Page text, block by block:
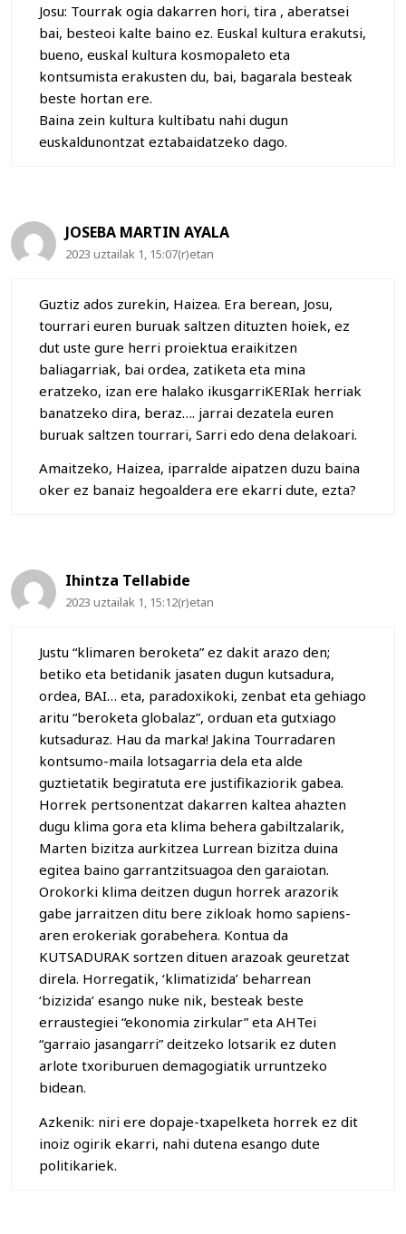
Josu: Tourrak ogia dakarren hori, tira , aberatsei
bai, besteoi kalte baino ez. Euskal kultura erakutsi,
bueno, euskal kultura kosmopaleto eta
kontsumista erakusten du, bai, bagarala besteak
beste hortan ere.
Baina zein kultura kultibatu nahi dugun
euskaldunontzat eztabaidatzeko dago.
JOSEBA MARTIN AYALA
2023 uztailak 1, 15:07(r)etan
Guztiz ados zurekin, Haizea. Era berean, Josu,
tourrari euren buruak saltzen dituzten hoiek, ez
dut uste gure herri proiektua eraikitzen
baliagarriak, bai ordea, zatiketa eta mina
eratzeko, izan ere halako ikusgarriKERIak herriak
banatzeko dira, beraz…. jarrai dezatela euren
buruak saltzen tourrari, Sarri edo dena delakoari.
Amaitzeko, Haizea, iparralde aipatzen duzu baina
oker ez banaiz hegoaldera ere ekarri dute, ezta?
Ihintza Tellabide
2023 uztailak 1, 15:12(r)etan
Justu “klimaren beroketa” ez dakit arazo den;
betiko eta betidanik jasaten dugun kutsadura,
ordea, BAI… eta, paradoxikoki, zenbat eta gehiago
aritu “beroketa globalaz”, orduan eta gutxiago
kutsaduraz. Hau da marka! Jakina Tourradaren
kontsumo-maila lotsagarria dela eta alde
guztietatik begiratuta ere justifikaziorik gabea.
Horrek pertsonentzat dakarren kaltea ahazten
dugu klima gora eta klima behera gabiltzalarik,
Marten bizitza aurkitzea Lurrean bizitza duina
egitea baino garrantzitsuagoa den garaiotan.
Orokorki klima deitzen dugun horrek arazorik
gabe jarraitzen ditu bere zikloak homo sapiens-
aren erokeriak gorabehera. Kontua da
KUTSADURAK sortzen dituen arazoak geuretzat
direla. Horregatik, ‘klimatizida’ beharrean
‘bizizida’ esango nuke nik, besteak beste
erraustegiei “ekonomia zirkular” eta AHTei
“garraio jasangarri” deitzeko lotsarik ez duten
arlote txoriburuen demagogiatik urruntzeko
bidean.
Azkenik: niri ere dopaje-txapelketa horrek ez dit
inoiz ogirik ekarri, nahi dutena esango dute
politikariek.